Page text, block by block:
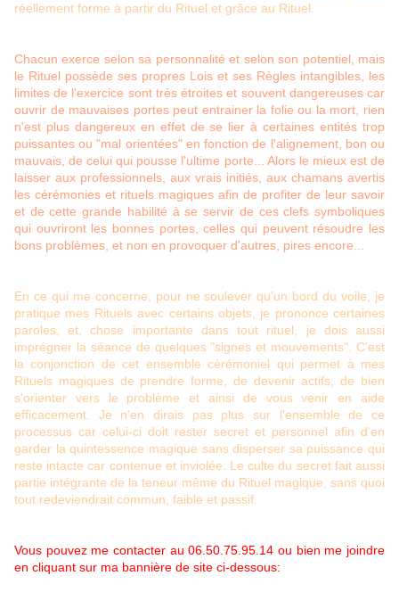
réellement forme à partir du Rituel et grâce au Rituel.
Chacun exerce selon sa personnalité et selon son potentiel, mais
le Rituel possède ses propres Lois et ses Règles intangibles, les
limites de l'exercice sont très étroites et souvent dangereuses car
ouvrir de mauvaises portes peut entrainer la folie ou la mort, rien
n'est plus dangereux en effet de se lier à certaines entités trop
puissantes ou "mal orientées" en fonction de l'alignement, bon ou
mauvais, de celui qui pousse l'ultime porte... Alors le mieux est de
laisser aux professionnels, aux vrais initiés, aux chamans avertis
les cérémonies et rituels magiques afin de profiter de leur savoir
et de cette grande habilité à se servir de ces clefs symboliques
qui ouvriront les bonnes portes, celles qui peuvent résoudre les
bons problèmes, et non en provoquer d'autres, pires encore...
En ce qui me concerne, pour ne soulever qu'un bord du voile, je
pratique mes Rituels avec certains objets, je prononce certaines
paroles, et, chose importante dans tout rituel, je dois aussi
imprégner la séance de quelques "signes et mouvements". C'est
la conjonction de cet ensemble cérémoniel qui permet à mes
Rituels magiques de prendre forme, de devenir actifs, de bien
s'orienter vers le problème et ainsi de vous venir en aide
efficacement. Je n'en dirais pas plus sur l'ensemble de ce
processus car celui-ci doit rester secret et personnel afin d'en
garder la quintessence magique sans disperser sa puissance qui
reste intacte car contenue et inviolée. Le culte du secret fait aussi
partie intégrante de la teneur même du Rituel magique, sans quoi
tout redeviendrait commun, faible et passif.
Vous pouvez me contacter au 06.50.75.95.14 ou bien me joindre
en cliquant sur ma bannière de site ci-dessous: